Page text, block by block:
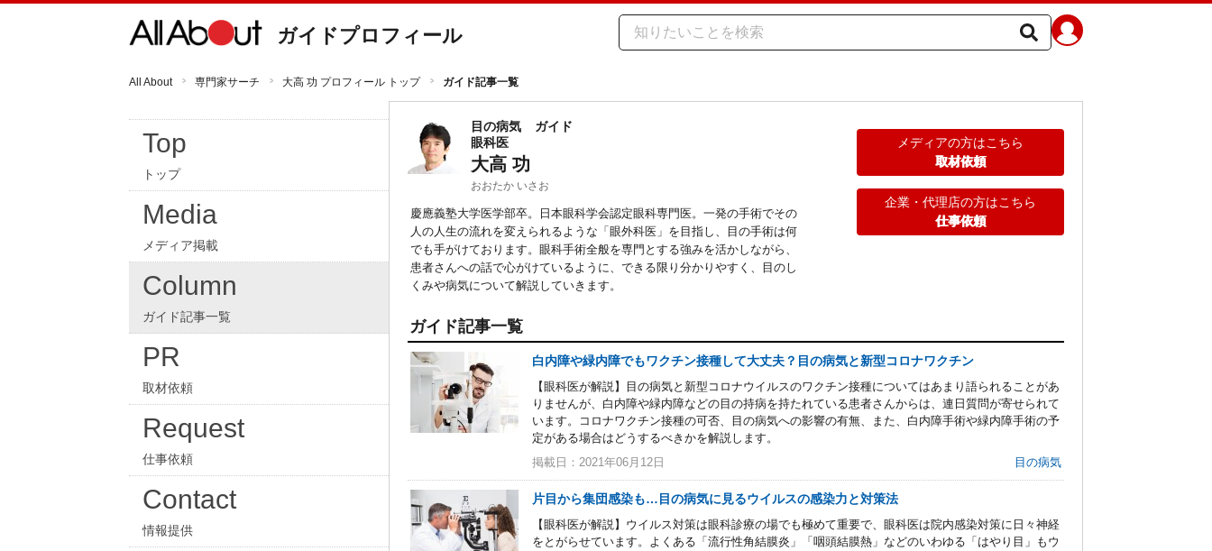
ガイドプロフィール
All About 専門家サーチ 大高 功 プロフィール トップ ガイド記事一覧
Top
トップ
Media
メディア掲載
Column
ガイド記事一覧
PR
取材依頼
Request
仕事依頼
Contact
情報提供
目の病気
ガイド
眼科医
大高 功
おおたか いさお
慶應義塾大学医学部卒。日本眼科学会認定眼科専門医。一発の手術でその
人の人生の流れを変えられるような「眼外科医」を目指し、目の手術は何
でも手がけております。眼科手術全般を専門とする強みを活かしながら、
患者さんへの話で心がけているように、できる限り分かりやすく、目のし
くみや病気について解説していきます。
メディアの方はこちら
取材依頼
企業・代理店の方はこちら
仕事依頼
ガイド記事一覧
白内障や緑内障でもワクチン接種して大丈夫？目の病気と新型コロナワクチン
【眼科医が解説】目の病気と新型コロナウイルスのワクチン接種についてはあまり語られることがあ
りませんが、白内障や緑内障などの目の持病を持たれている患者さんからは、連日質問が寄せられて
います。コロナワクチン接種の可否、目の病気への影響の有無、また、白内障手術や緑内障手術の予
定がある場合はどうするべきかを解説します。
掲載日：2021年06月12日
目の病気
片目から集団感染も…目の病気に見るウイルスの感染力と対策法
【眼科医が解説】ウイルス対策は眼科診療の場でも極めて重要で、眼科医は院内感染対策に日々神経
をとがらせています。よくある「流行性角結膜炎」「咽頭結膜熱」などのいわゆる「はやり目」もウ